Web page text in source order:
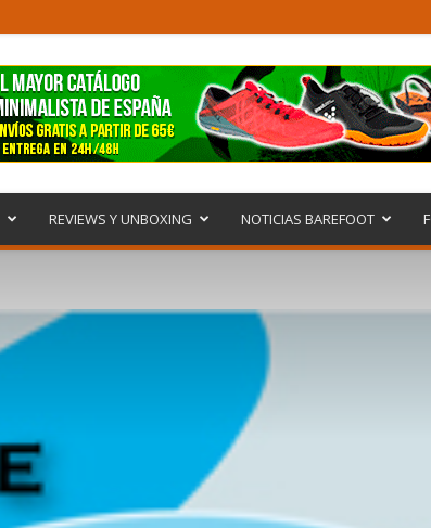
REVIEWS Y UNBOXING NOTICIAS BAREFOOT